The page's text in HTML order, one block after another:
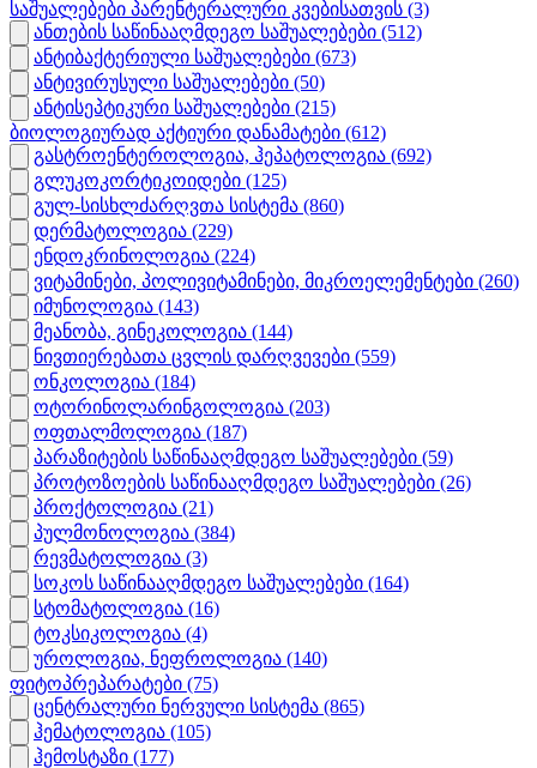
საშუალებები პარენტერალური კვებისათვის (3)
ანთების საწინააღმდეგო საშუალებები (512)
ანტიბაქტერიული საშუალებები (673)
ანტივირუსული საშუალებები (50)
ანტისეპტიკური საშუალებები (215)
ბიოლოგიურად აქტიური დანამატები (612)
გასტროენტეროლოგია, ჰეპატოლოგია (692)
გლუკოკორტიკოიდები (125)
გულ-სისხლძარღვთა სისტემა (860)
დერმატოლოგია (229)
ენდოკრინოლოგია (224)
ვიტამინები, პოლივიტამინები, მიკროელემენტები (260)
იმუნოლოგია (143)
მეანობა, გინეკოლოგია (144)
ნივთიერებათა ცვლის დარღვევები (559)
ონკოლოგია (184)
ოტორინოლარინგოლოგია (203)
ოფთალმოლოგია (187)
პარაზიტების საწინააღმდეგო საშუალებები (59)
პროტოზოების საწინააღმდეგო საშუალებები (26)
პროქტოლოგია (21)
პულმონოლოგია (384)
რევმატოლოგია (3)
სოკოს საწინააღმდეგო საშუალებები (164)
სტომატოლოგია (16)
ტოკსიკოლოგია (4)
უროლოგია, ნეფროლოგია (140)
ფიტოპრეპარატები (75)
ცენტრალური ნერვული სისტემა (865)
ჰემატოლოგია (105)
ჰემოსტაზი (177)